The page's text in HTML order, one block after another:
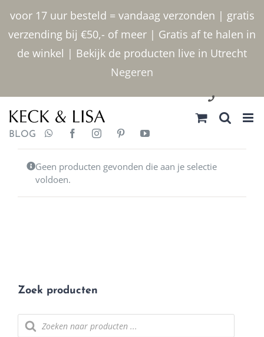
voor 17 uur besteld = vandaag verzonden | gratis
verzending bij €50,- of meer | Gratis af te halen in
de winkel | Bekijk de producten live in Utrecht
Negeren
inhoud
030 2400000
BLOG
Geen producten gevonden die aan je selectie
voldoen.
Zoek producten
Producten
zoeken